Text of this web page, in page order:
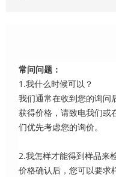
常问问题：
1.我什么时候可以？
我们通常在收到您的询问
获得价格，请致电我们或
们优先考虑您的询价。
2.我怎样才能得到样品来
价格确认后，您可以要求